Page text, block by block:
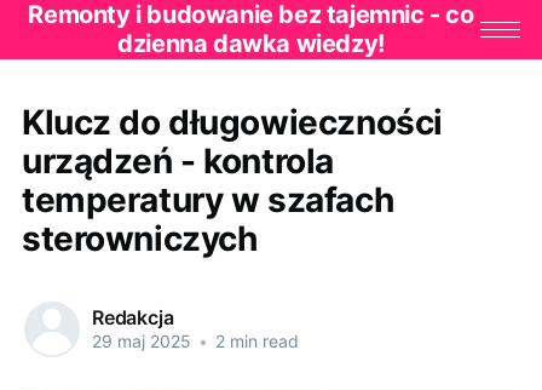
Remonty i budowanie bez tajemnic - co
dzienna dawka wiedzy!
Klucz do długowieczności
urządzeń - kontrola
temperatury w szafach
sterowniczych
Redakcja
29 maj 2025 • 2 min read